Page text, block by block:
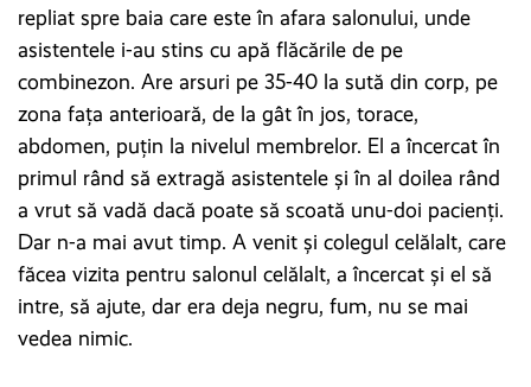
repliat spre baia care este în afara salonului, unde
asistentele i-au stins cu apă flăcările de pe
combinezon. Are arsuri pe 35-40 la sută din corp, pe
zona fața anterioară, de la gât în jos, torace,
abdomen, puțin la nivelul membrelor. El a încercat în
primul rând să extragă asistentele și în al doilea rând
a vrut să vadă dacă poate să scoată unu-doi pacienți.
Dar n-a mai avut timp. A venit și colegul celălalt, care
făcea vizita pentru salonul celălalt, a încercat și el să
intre, să ajute, dar era deja negru, fum, nu se mai
vedea nimic.